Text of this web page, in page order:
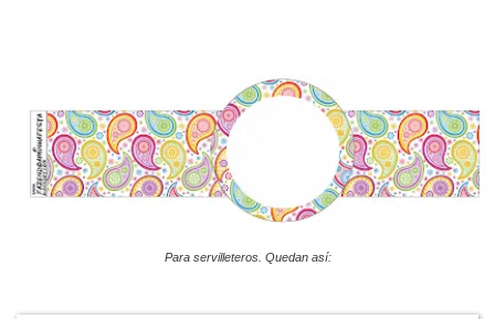
Para servilleteros. Quedan así: